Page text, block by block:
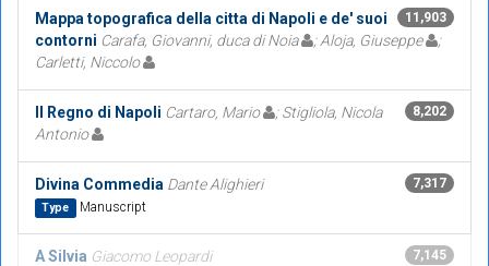
11,903
Mappa topografica della citta di Napoli e de' suoi
contorni Carafa, Giovanni, duca di Noia ; Aloja, Giuseppe
;
Carletti, Niccolo
8,202
Il Regno di Napoli Cartaro, Mario
; Stigliola, Nicola
Antonio
7,317
Divina Commedia Dante Alighieri
Type Manuscript
7,145
A Silvia Giacomo Leopardi